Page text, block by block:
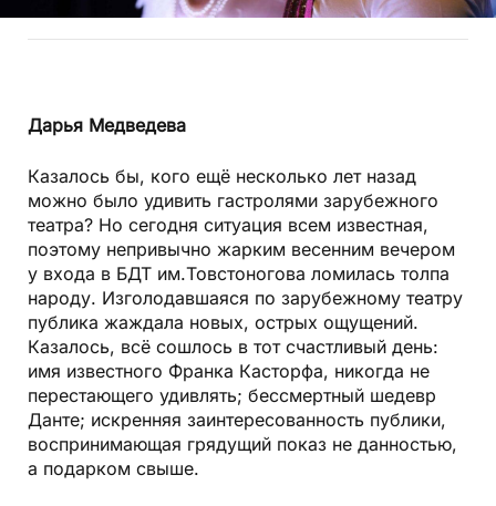
Дарья Медведева
Казалось бы, кого ещё несколько лет назад
можно было удивить гастролями зарубежного
театра? Но сегодня ситуация всем известная,
поэтому непривычно жарким весенним вечером
у входа в БДТ им.Товстоногова ломилась толпа
народу. Изголодавшаяся по зарубежному театру
публика жаждала новых, острых ощущений.
Казалось, всё сошлось в тот счастливый день:
имя известного Франка Касторфа, никогда не
перестающего удивлять; бессмертный шедевр
Данте; искренняя заинтересованность публики,
воспринимающая грядущий показ не данностью,
а подарком свыше.